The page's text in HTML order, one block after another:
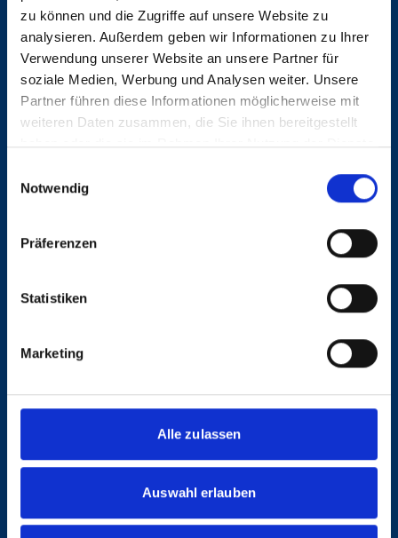
zu können und die Zugriffe auf unsere Website zu
analysieren. Außerdem geben wir Informationen zu Ihrer
Verwendung unserer Website an unsere Partner für
soziale Medien, Werbung und Analysen weiter. Unsere
Partner führen diese Informationen möglicherweise mit
weiteren Daten zusammen, die Sie ihnen bereitgestellt
haben oder die sie im Rahmen Ihrer Nutzung der Dienste
Notwendig
Präferenzen
Statistiken
Marketing
Alle zulassen
Auswahl erlauben
zollrechtlichen Umfeld, insbesondere
Export und im Kontakt mit Behörden
Fundierte Kenntnisse im Zoll- und
Verbrauchsteuerrecht der EU und
Deutschlands sowie im
Umsatzsteuerrecht
Ausgeprägtes analytisches Verständnis
und die Fähigkeit, proaktiv und
selbstständig Lösungen für komplexe
Fragestellungen zu entwickeln
Führungserfahrung wünschenswert
Sorgfalt, Belastbarkeit und Zuverlässigkeit
Verantwortungsbewusstsein
Flexibilität und teamorientiertes Arbeiten
Verhandlungssichere Deutsch- und
Englischkenntnisse in Wort und Schrift